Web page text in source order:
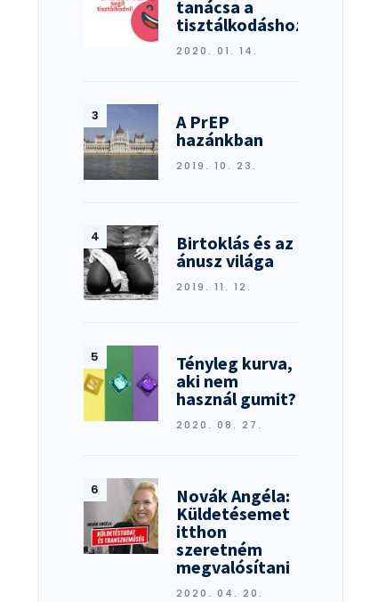
tanácsa a
tisztálkodáshoz
2020. 01. 14.
A PrEP
hazánkban
2019. 10. 23.
Birtoklás és az
ánusz világa
2019. 11. 12.
Tényleg kurva,
aki nem
használ gumit?
2020. 08. 27.
Novák Angéla:
Küldetésemet
itthon
szeretném
megvalósítani
2020. 04. 20.